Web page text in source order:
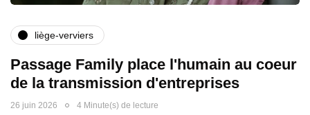
liège-verviers
Passage Family place l'humain au coeur
de la transmission d'entreprises
26 juin 2026 4 Minute(s) de lecture